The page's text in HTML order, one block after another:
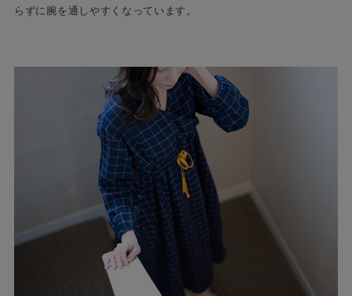
らずに腕を通しやすくなっています。